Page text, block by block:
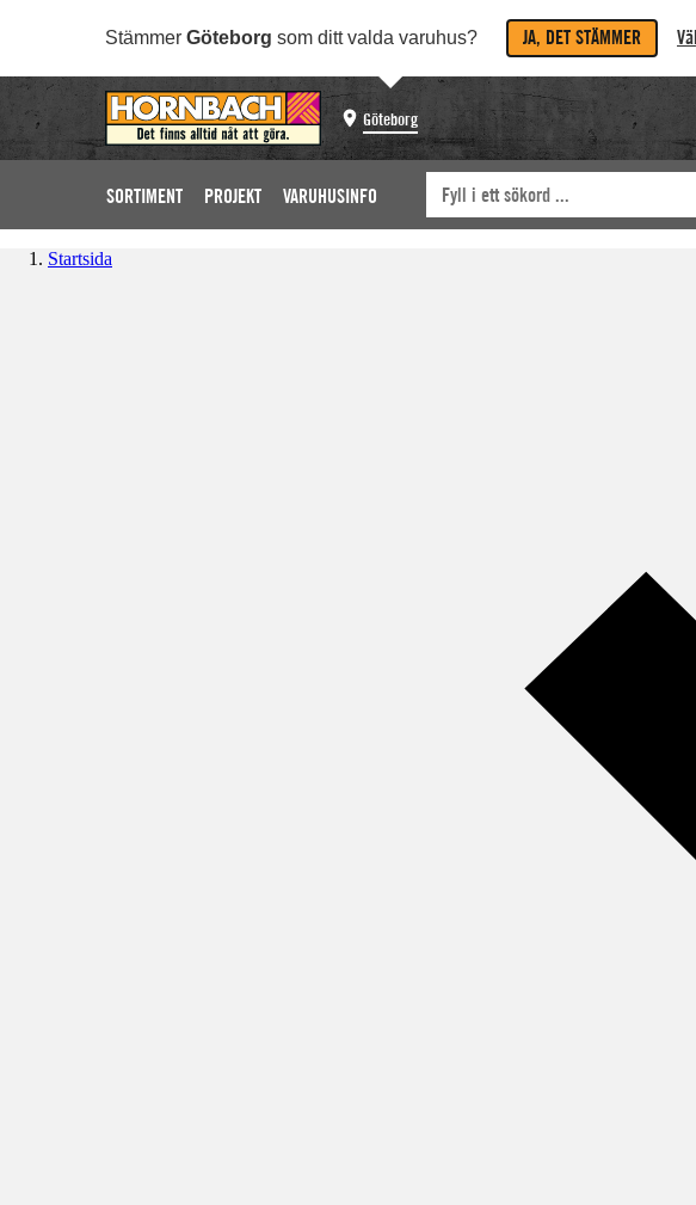
Stämmer Göteborg som ditt valda varuhus? JA, DET STÄMMER
Göteborg
SORTIMENT PROJEKT VARUHUSINFO
Startsida